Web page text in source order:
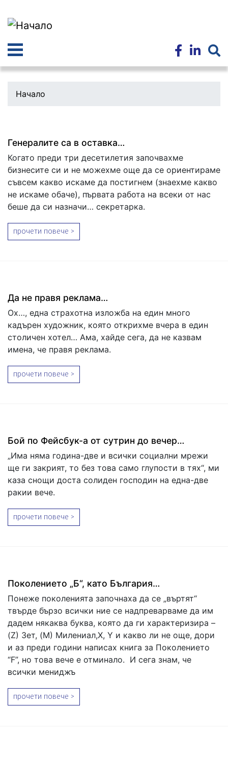
Начало
Генералите са в оставка…
Когато преди три десетилетия започвахме
бизнесите си и не можехме още да се ориентираме
съвсем какво искаме да постигнем (знаехме какво
не искаме обаче), първата работа на всеки от нас
беше да си назначи… секретарка.
прочети повече >
Да не правя реклама…
Ох…, една страхотна изложба на един много
кадърен художник, която открихме вчера в един
столичен хотел… Ама, хайде сега, да не казвам
имена, че правя реклама.
прочети повече >
Бой по Фейсбук-а от сутрин до вечер…
„Има няма година-две и всички социални мрежи
ще ги закрият, то без това само глупости в тях“, ми
каза снощи доста солиден господин на една-две
ракии вече.
прочети повече >
Поколението „Б“, като България…
Понеже поколенията започнаха да се „въртят“
твърде бързо всички ние се надпреварваме да им
дадем някаква буква, която да ги характеризира –
(Z) Зет, (M) Милениал,X, Y и какво ли не още, дори
и аз преди години написах книга за Поколението
“F”, но това вече е отминало. И сега знам, че
всички мениджъ
прочети повече >